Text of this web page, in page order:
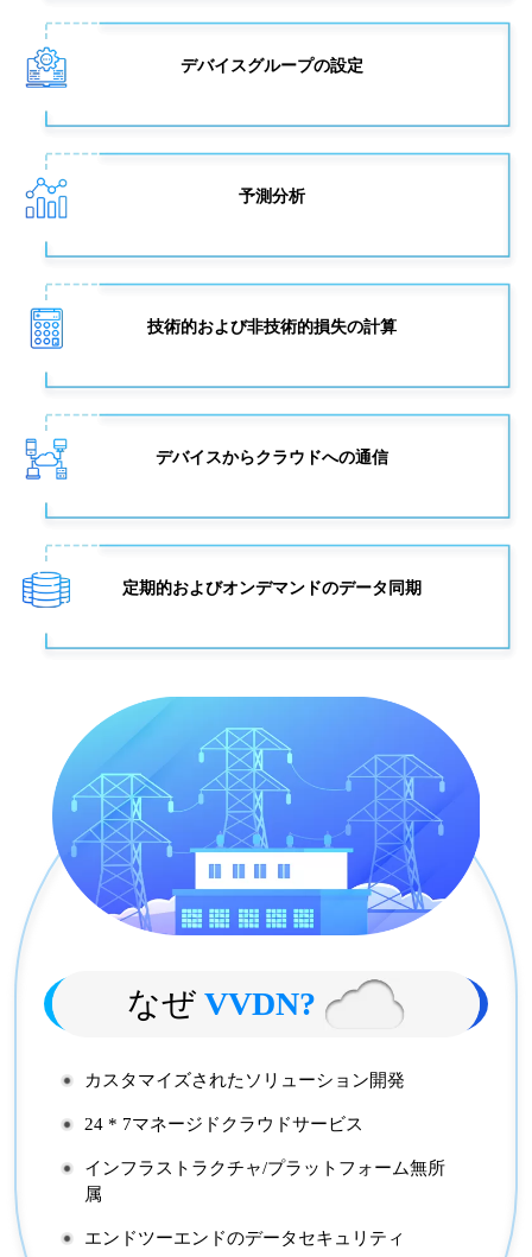
デバイスグループの設定
予測分析
技術的および非技術的損失の計算
デバイスからクラウドへの通信
定期的およびオンデマンドのデータ同期
なぜ VVDN?
カスタマイズされたソリューション開発
24 * 7マネージドクラウドサービス
インフラストラクチャ/プラットフォーム無所
属
エンドツーエンドのデータセキュリティ